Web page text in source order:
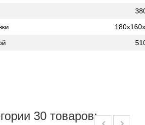
30 товаров: